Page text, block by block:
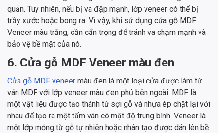
quản. Tuy nhiên, nếu bị va đập mạnh, lớp veneer có thể bị
trầy xước hoặc bong ra. Vì vậy, khi sử dụng cửa gỗ MDF
Veneer màu trắng, cần cẩn trọng để tránh va chạm mạnh và
bảo vệ bề mặt của nó.
6. Cửa gỗ MDF Veneer màu đen
Cửa gỗ MDF veneer màu đen là một loại cửa được làm từ
ván MDF với lớp veneer màu đen phủ bên ngoài. MDF là
một vật liệu được tạo thành từ sợi gỗ và nhựa ép chặt lại với
nhau để tạo ra một tấm ván có mật độ trung bình. Veneer là
một lớp mỏng từ gỗ tự nhiên hoặc nhân tạo được dán lên bề